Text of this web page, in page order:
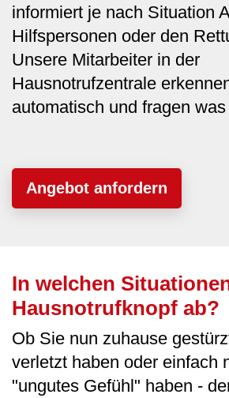
informiert je nach Situation
Hilfspersonen oder den
Unsere Mitarbeiter in der
Hausnotrufzentrale
automatisch und fragen
Angebot anfordern
In welchen
Hausnotrufknopf ab?
Ob Sie nun zuhause
verletzt haben oder einfach
"ungutes Gefühl" haben -